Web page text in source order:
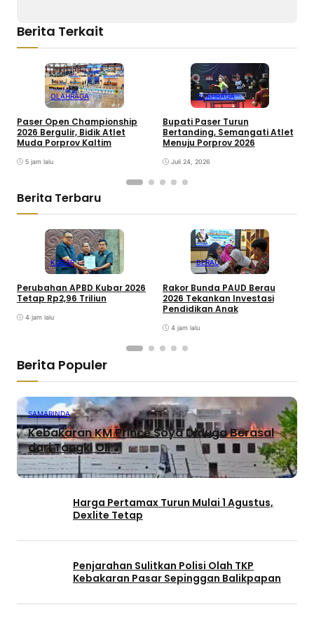
Berita Terkait
OLAHRAGA
Paser Open Championship
2026 Bergulir, Bidik Atlet
Muda Porprov Kaltim
5 jam lalu
OLAHRAGA
Bupati Paser Turun
Bertanding, Semangati Atlet
Menuju Porprov 2026
Juli 24, 2026
Berita Terbaru
KUBAR
Perubahan APBD Kubar 2026
Tetap Rp2,96 Triliun
4 jam lalu
BERAU
Rakor Bunda PAUD Berau
2026 Tekankan Investasi
Pendidikan Anak
4 jam lalu
Berita Populer
SAMARINDA
Kebakaran KM Prince Soya Diduga Berasal
dari Tangki Oli
Harga Pertamax Turun Mulai 1 Agustus,
Dexlite Tetap
Penjarahan Sulitkan Polisi Olah TKP
Kebakaran Pasar Sepinggan Balikpapan